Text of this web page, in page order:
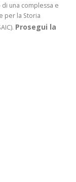
una complessa e
per la Storia
Prosegui la